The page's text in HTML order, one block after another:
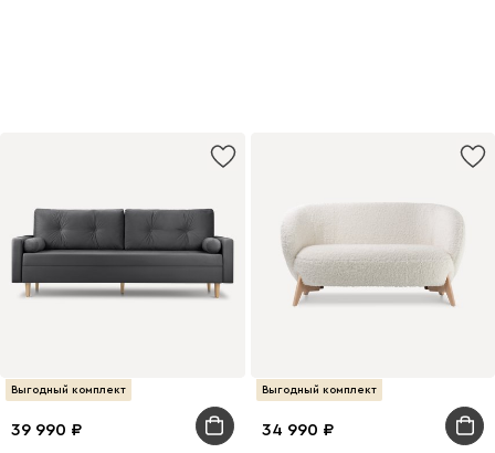
Выгодный комплект
39 990
Выгодный комплект
34 990